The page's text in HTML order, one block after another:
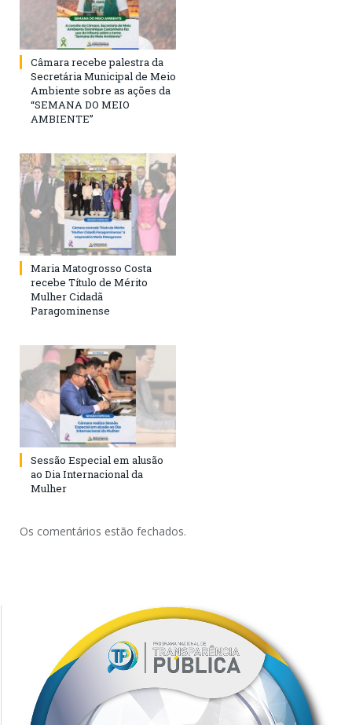
Câmara recebe palestra da
Secretária Municipal de Meio
Ambiente sobre as ações da
“SEMANA DO MEIO
AMBIENTE”
Maria Matogrosso Costa
recebe Título de Mérito
Mulher Cidadã
Paragominense
Sessão Especial em alusão
ao Dia Internacional da
Mulher
Os comentários estão fechados.